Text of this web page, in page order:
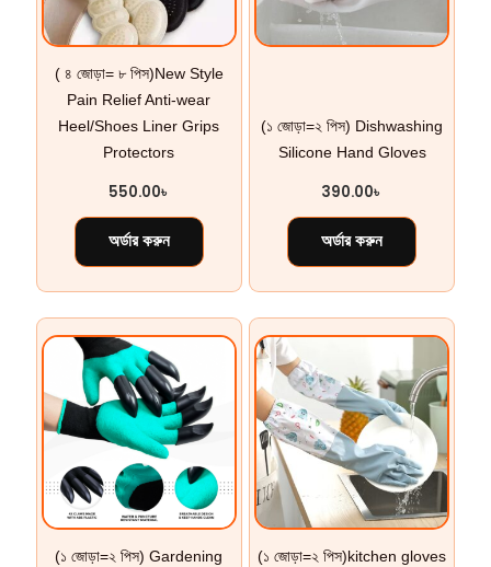
( ৪ জোড়া= ৮ পিস)New Style
Pain Relief Anti-wear
Heel/Shoes Liner Grips
Protectors
550.00৳
অর্ডার করুন
(১ জোড়া=২ পিস) Dishwashing
Silicone Hand Gloves
390.00৳
অর্ডার করুন
(১ জোড়া=২ পিস) Gardening
(১ জোড়া=২ পিস)kitchen gloves